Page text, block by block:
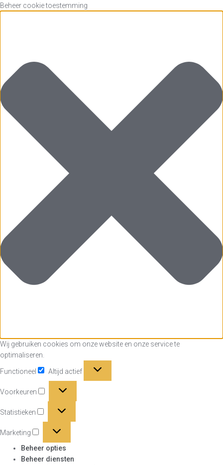
Beheer cookie toestemming
Wij gebruiken cookies om onze website en onze service te
optimaliseren.
Functioneel Altijd actief
Voorkeuren
Statistieken
Marketing
Marketing
Beheer opties
Beheer diensten